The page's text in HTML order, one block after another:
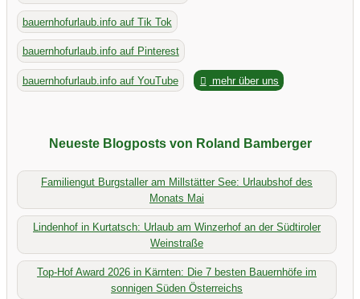
bauernhofurlaub.info auf Tik Tok
bauernhofurlaub.info auf Pinterest
bauernhofurlaub.info auf YouTube mehr über uns
Neueste Blogposts von Roland Bamberger
Familiengut Burgstaller am Millstätter See: Urlaubshof des
Monats Mai
Lindenhof in Kurtatsch: Urlaub am Winzerhof an der Südtiroler
Weinstraße
Top-Hof Award 2026 in Kärnten: Die 7 besten Bauernhöfe im
sonnigen Süden Österreichs